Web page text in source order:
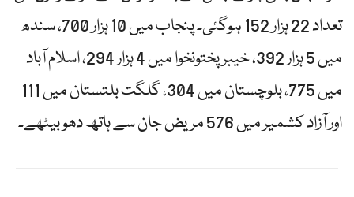
تعداد 22 ہزار 152 ہوگئی۔ پنجاب میں 10 ہزار 700، سندھ
میں 5 ہزار 392، خیبر پختونخوا میں 4 ہزار 294، اسلام آباد
میں 775، بلوچستان میں 304، گلگت بلتستان میں 111
اور آزاد کشمیر میں 576 مریض جان سے ہاتھ دھو بیٹھے۔